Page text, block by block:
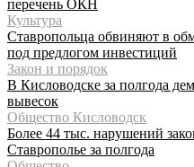
перечень ОКН
Культура
Ставропольца обвиняют в
под предлогом инвестиций
Закон и порядок
В Кисловодске за полгода
вывесок
Общество Кисловодск
Более 44 тыс. нарушений
Ставрополье за полгода